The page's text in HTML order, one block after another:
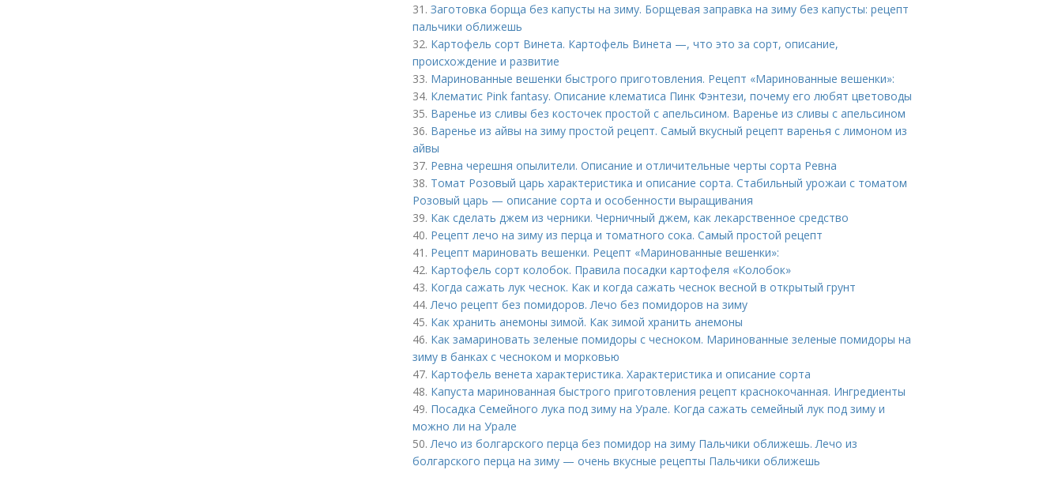
31. Заготовка борща без капусты на зиму. Борщевая заправка на зиму без капусты: рецепт
пальчики оближешь
32. Картофель сорт Винета. Картофель Винета —, что это за сорт, описание,
происхождение и развитие
33. Маринованные вешенки быстрого приготовления. Рецепт «Маринованные вешенки»:
34. Клематис Pink fantasy. Описание клематиса Пинк Фэнтези, почему его любят цветоводы
35. Варенье из сливы без косточек простой с апельсином. Варенье из сливы с апельсином
36. Варенье из айвы на зиму простой рецепт. Самый вкусный рецепт варенья с лимоном из
айвы
37. Ревна черешня опылители. Описание и отличительные черты сорта Ревна
38. Томат Розовый царь характеристика и описание сорта. Стабильный урожаи с томатом
Розовый царь — описание сорта и особенности выращивания
39. Как сделать джем из черники. Черничный джем, как лекарственное средство
40. Рецепт лечо на зиму из перца и томатного сока. Самый простой рецепт
41. Рецепт мариновать вешенки. Рецепт «Маринованные вешенки»:
42. Картофель сорт колобок. Правила посадки картофеля «Колобок»
43. Когда сажать лук чеснок. Как и когда сажать чеснок весной в открытый грунт
44.Лечо рецепт без помидоров. Лечо без помидоров на зиму
45. Как хранить анемоны зимой. Как зимой хранить анемоны
46. Как замариновать зеленые помидоры с чесноком. Маринованные зеленые помидоры на
зиму в банках с чесноком и морковью
47. Картофель венета характеристика. Характеристика и описание сорта
48. Капуста маринованная быстрого приготовления рецепт краснокочанная. Ингредиенты
49. Посадка Семейного лука под зиму на Урале. Когда сажать семейный лук под зиму и
можно ли на Урале
50.Лечо из болгарского перца без помидор на зиму Пальчики оближешь. Лечо из
болгарского перца на зиму — очень вкусные рецепты Пальчики оближешь